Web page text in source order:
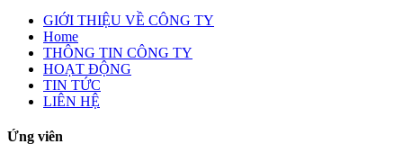
GIỚI THIỆU VỀ CÔNG TY
Home
THÔNG TIN CÔNG TY
HOẠT ĐỘNG
TIN TỨC
LIÊN HỆ
Ứng viên